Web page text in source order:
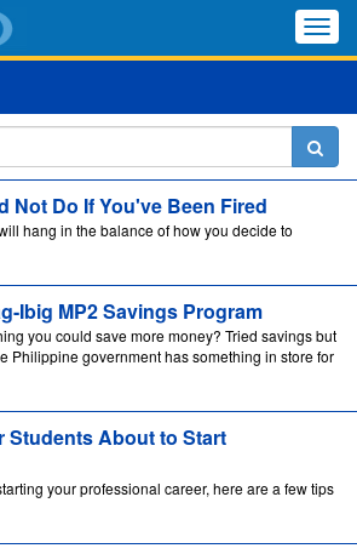
Toggle
Not Do If You've Been Fired
hang in the balance of how you decide to
Ibig MP2 Savings Program
you could save more money? Tried savings but
Philippine government has something in store for
Students About to Start
your professional career, here are a few tips